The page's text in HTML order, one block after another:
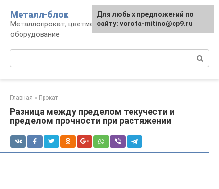
контенту
Металл-блок
Металлопрокат, цветмет, обработка и
оборудование
Главная » Прокат
Разница между пределом текучести и
пределом прочности при растяжении
Для любых предложений по
сайту: vorota-mitino@cp9.ru